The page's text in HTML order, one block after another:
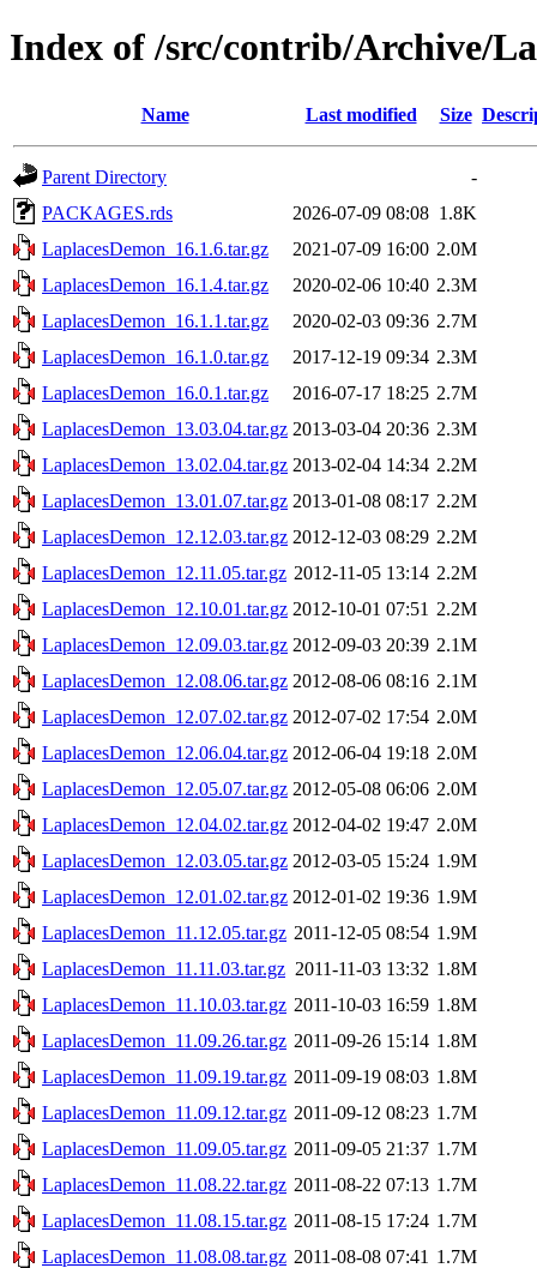
Index of /src/contrib/Archive/
Name Last modified Size
Parent Directory
-
PACKAGES.rds
2026-07-09 08:08 1.8K
LaplacesDemon_16.1.6.tar.gz
2021-07-09 16:00 2.0M
LaplacesDemon_16.1.4.tar.gz
2020-02-06 10:40 2.3M
LaplacesDemon_16.1.1.tar.gz
2020-02-03 09:36 2.7M
LaplacesDemon_16.1.0.tar.gz
2017-12-19 09:34 2.3M
LaplacesDemon_16.0.1.tar.gz
2016-07-17 18:25 2.7M
LaplacesDemon_13.03.04.tar.gz 2013-03-04 20:36 2.3M
LaplacesDemon_13.02.04.tar.gz 2013-02-04 14:34 2.2M
LaplacesDemon_13.01.07.tar.gz 2013-01-08 08:17 2.2M
LaplacesDemon_12.12.03.tar.gz 2012-12-03 08:29 2.2M
LaplacesDemon_12.11.05.tar.gz 2012-11-05 13:14 2.2M
LaplacesDemon_12.10.01.tar.gz 2012-10-01 07:51 2.2M
LaplacesDemon_12.09.03.tar.gz 2012-09-03 20:39 2.1M
LaplacesDemon_12.08.06.tar.gz 2012-08-06 08:16 2.1M
LaplacesDemon_12.07.02.tar.gz 2012-07-02 17:54 2.0M
LaplacesDemon_12.06.04.tar.gz 2012-06-04 19:18 2.0M
LaplacesDemon_12.05.07.tar.gz 2012-05-08 06:06 2.0M
LaplacesDemon_12.04.02.tar.gz 2012-04-02 19:47 2.0M
LaplacesDemon_12.03.05.tar.gz 2012-03-05 15:24 1.9M
LaplacesDemon_12.01.02.tar.gz 2012-01-02 19:36 1.9M
LaplacesDemon_11.12.05.tar.gz 2011-12-05 08:54 1.9M
LaplacesDemon_11.11.03.tar.gz 2011-11-03 13:32 1.8M
LaplacesDemon_11.10.03.tar.gz 2011-10-03 16:59 1.8M
LaplacesDemon_11.09.26.tar.gz 2011-09-26 15:14 1.8M
LaplacesDemon_11.09.19.tar.gz 2011-09-19 08:03 1.8M
LaplacesDemon_11.09.12.tar.gz 2011-09-12 08:23 1.7M
LaplacesDemon_11.09.05.tar.gz 2011-09-05 21:37 1.7M
LaplacesDemon_11.08.22.tar.gz 2011-08-22 07:13 1.7M
LaplacesDemon_11.08.15.tar.gz 2011-08-15 17:24 1.7M
LaplacesDemon_11.08.08.tar.gz 2011-08-08 07:41 1.7M